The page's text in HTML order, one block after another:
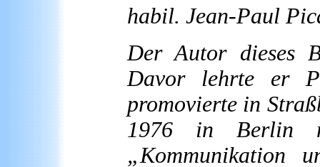
habil. Jean-Paul
DerAutordieses
Davor lehrte er
promovierte in
1976 in Berlin
„Kommunikation